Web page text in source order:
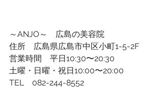
～ANJO～　広島の美容院
住所　広島県広島市中区小町1-5-2F
営業時間　平日10:30〜20:30
土曜・日曜・祝日10:00〜20:00
TEL　082-244-8552